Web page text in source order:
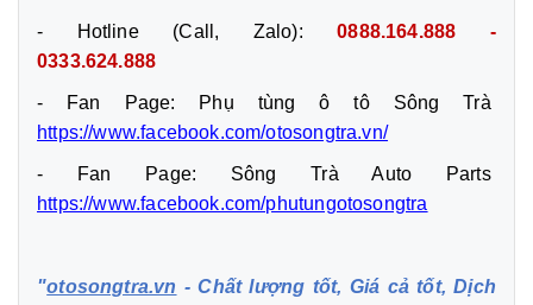
- Hotline (Call, Zalo):0888.164.888 -
0333.624.888
- Fan Page: Phụ tùng ô tô Sông Trà
https://www.facebook.com/otosongtra.vn/
- Fan Page: Sông Trà Auto Parts
https://www.facebook.com/phutungotosongtra
"otosongtra.vn - Chất lượng tốt, Giá cả tốt, Dịch